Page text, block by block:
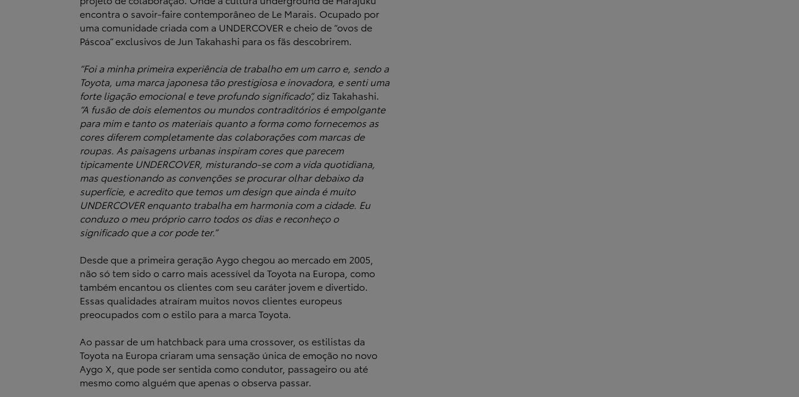
encontra o savoir-faire contemporâneo de Le Marais. Ocupado por
uma comunidade criada com a UNDERCOVER e cheio de “ovos de
Páscoa” exclusivos de Jun Takahashi para os fãs descobrirem.
“Foi a minha primeira experiência de trabalho em um carro e, sendo a
Toyota, uma marca japonesa tão prestigiosa e inovadora, e senti uma
forte ligação emocional e teve profundo significado”, diz Takahashi.
“A fusão de dois elementos ou mundos contraditórios é empolgante
para mim e tanto os materiais quanto a forma como fornecemos as
cores diferem completamente das colaborações com marcas de
roupas. As paisagens urbanas inspiram cores que parecem
tipicamente UNDERCOVER, misturando-se com a vida quotidiana,
mas questionando as convenções se procurar olhar debaixo da
superfície, e acredito que temos um design que ainda é muito
UNDERCOVER enquanto trabalha em harmonia com a cidade. Eu
conduzo o meu próprio carro todos os dias e reconheço o
significado que a cor pode ter.”
Desde que a primeira geração Aygo chegou ao mercado em 2005,
não só tem sido o carro mais acessível da Toyota na Europa, como
também encantou os clientes com seu caráter jovem e divertido.
Essas qualidades atraíram muitos novos clientes europeus
preocupados com o estilo para a marca Toyota.
Ao passar de um hatchback para uma crossover, os estilistas da
Toyota na Europa criaram uma sensação única de emoção no novo
Aygo X, que pode ser sentida como condutor, passageiro ou até
mesmo como alguém que apenas o observa passar.